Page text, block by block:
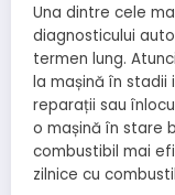
Una dintre cele
diagnosticului
termen lung.
la mașină în stadii
reparații sau
o mașină în stare
combustibil mai
zilnice cu